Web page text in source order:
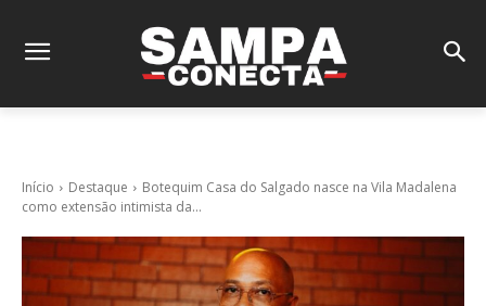
Início Destaque
Botequim Casa do Salgado nasce na Vila Madalena
como extensão intimista da...